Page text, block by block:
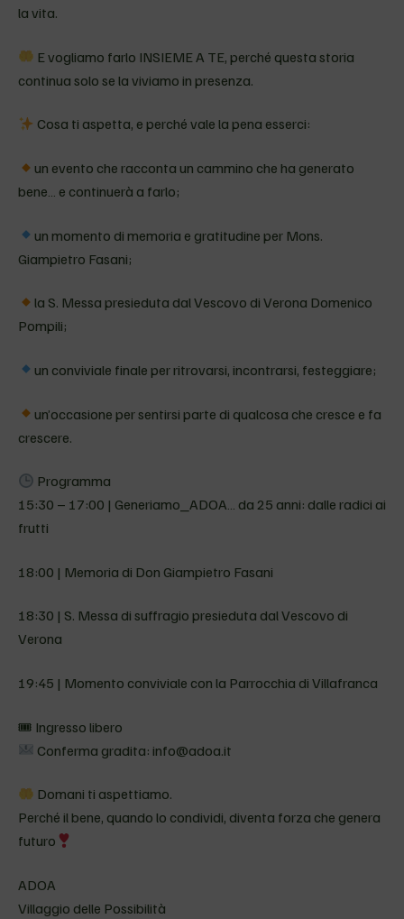
la vita.
E vogliamo farlo INSIEME A TE, perché questa storia
continua solo se la viviamo in presenza.
Cosa ti aspetta, e perché vale la pena esserci:
un evento che racconta un cammino che ha generato
bene… e continuerà a farlo;
un momento di memoria e gratitudine per Mons.
Giampietro Fasani;
la S. Messa presieduta dal Vescovo di Verona Domenico
Pompili;
un conviviale finale per ritrovarsi, incontrarsi, festeggiare;
un’occasione per sentirsi parte di qualcosa che cresce e fa
crescere.
Programma
15:30 – 17:00 | Generiamo_ADOA… da 25 anni: dalle radici ai
frutti
18:00 | Memoria di Don Giampietro Fasani
18:30 | S. Messa di suffragio presieduta dal Vescovo di
Verona
19:45 | Momento conviviale con la Parrocchia di Villafranca
🎟 Ingresso libero
Conferma gradita: info@adoa.it
Domani ti aspettiamo.
Perché il bene, quando lo condividi, diventa forza che genera
futuro
ADOA
Villaggio delle Possibilità